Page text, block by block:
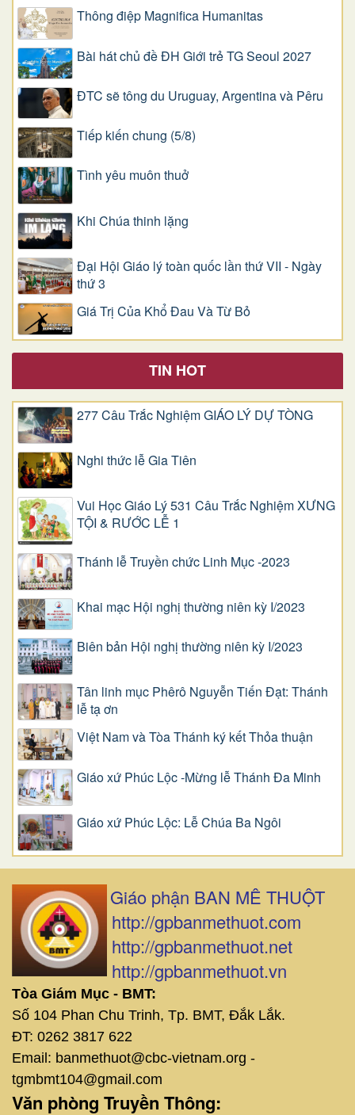
Thông điệp Magnifica Humanitas
Bài hát chủ đề ĐH Giới trẻ TG Seoul 2027
ĐTC sẽ tông du Uruguay, Argentina và Pêru
Tiếp kiến chung (5/8)
Tình yêu muôn thuở
Khi Chúa thinh lặng
Đại Hội Giáo lý toàn quốc lần thứ VII - Ngày
thứ 3
Giá Trị Của Khổ Ðau Và Từ Bỏ
TIN HOT
277 Câu Trắc Nghiệm GIÁO LÝ DỰ TÒNG
Nghi thức lễ Gia Tiên
Vui Học Giáo Lý 531 Câu Trắc Nghiệm XƯNG
TỘI & RƯỚC LỄ 1
Thánh lễ Truyền chức Linh Mục -2023
Khai mạc Hội nghị thường niên kỳ I/2023
Biên bản Hội nghị thường niên kỳ I/2023
Tân linh mục Phêrô Nguyễn Tiến Đạt: Thánh
lễ tạ ơn
Việt Nam và Tòa Thánh ký kết Thỏa thuận
Giáo xứ Phúc Lộc -Mừng lễ Thánh Đa Minh
Giáo xứ Phúc Lộc: Lễ Chúa Ba Ngôi
Giáo phận BAN MÊ THUỘT
http://gpbanmethuot.com
http://gpbanmethuot.net
http://gpbanmethuot.vn
Tòa Giám Mục - BMT:
Số 104 Phan Chu Trinh, Tp. BMT, Đắk Lắk.
ĐT: 0262 3817 622
Email: banmethuot@cbc-vietnam.org -
tgmbmt104@gmail.com
Văn phòng Truyền Thông: